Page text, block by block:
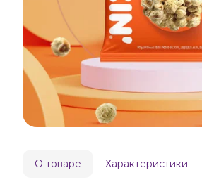
О товаре Характеристики